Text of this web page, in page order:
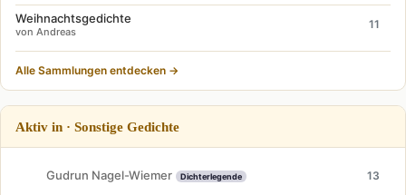
Weihnachtsgedichte
von Andreas
11
Alle Sammlungen entdecken →
Aktiv in · Sonstige Gedichte
Gudrun Nagel-Wiemer Dichterlegende 13